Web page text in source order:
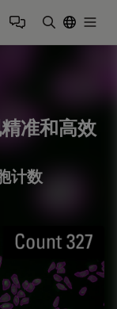
准和高效
计数